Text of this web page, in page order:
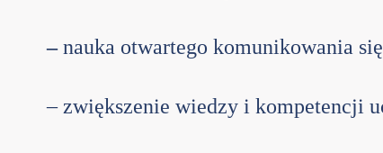
–nauka otwartego komunikowania
– zwiększenie wiedzy i kompetencji